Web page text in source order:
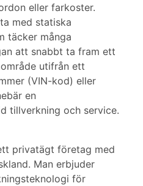
eller farkoster.
med statiska
täcker många
att snabbt ta fram ett
utifrån ett
(VIN-kod) eller
en
tillverkning och service.
privatägt företag med
Man erbjuder
för